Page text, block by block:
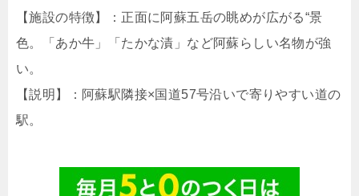
【施設の特徴】：正面に阿蘇五岳の眺めが広がる“景
色。「あか牛」「たかな漬」など阿蘇らしい名物が強
い。
【説明】：阿蘇駅隣接×国道57号沿いで寄りやすい道の
駅。